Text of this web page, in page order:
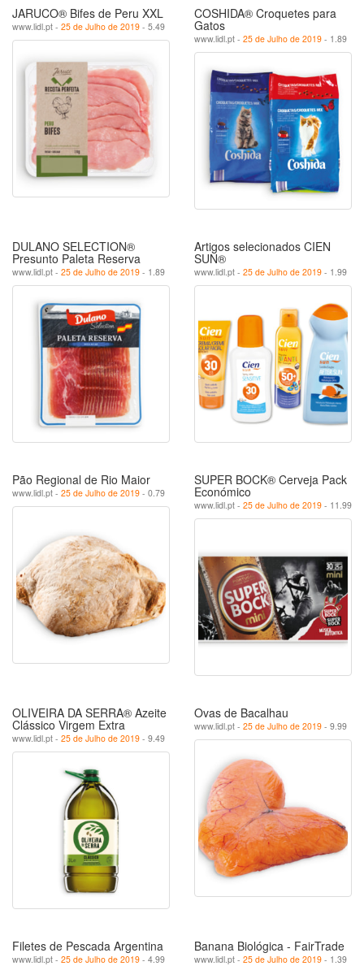
JARUCO® Bifes de Peru XXL
www.lidl.pt - 25 de Julho de 2019 - 5.49
COSHIDA® Croquetes para
Gatos
www.lidl.pt - 25 de Julho de 2019 - 1.89
DULANO SELECTION®
Presunto Paleta Reserva
www.lidl.pt - 25 de Julho de 2019 - 1.89
Artigos selecionados CIEN
SUN®
www.lidl.pt - 25 de Julho de 2019 - 1.99
Pão Regional de Rio Maior
www.lidl.pt - 25 de Julho de 2019 - 0.79
SUPER BOCK® Cerveja Pack
Económico
www.lidl.pt - 25 de Julho de 2019 - 11.99
OLIVEIRA DA SERRA® Azeite
Clássico Virgem Extra
www.lidl.pt - 25 de Julho de 2019 - 9.49
Ovas de Bacalhau
www.lidl.pt - 25 de Julho de 2019 - 9.99
Filetes de Pescada Argentina
www.lidl.pt - 25 de Julho de 2019 - 4.99
Banana Biológica - FairTrade
www.lidl.pt - 25 de Julho de 2019 - 1.39